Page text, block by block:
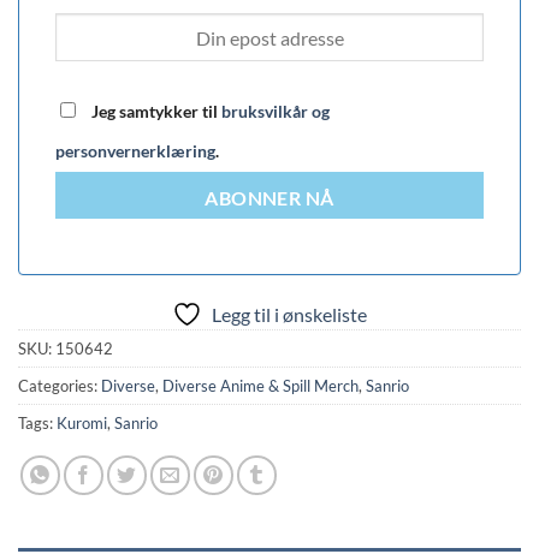
Jeg samtykker til bruksvilkår og
personvernerklæring.
ABONNER NÅ
Legg til i ønskeliste
SKU: 150642
Categories: Diverse, Diverse Anime & Spill Merch, Sanrio
Tags: Kuromi, Sanrio